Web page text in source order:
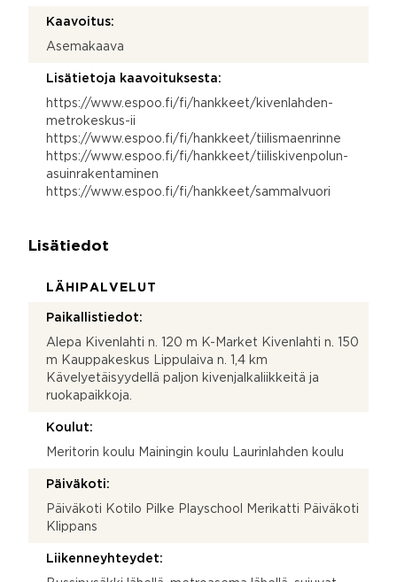
Kaavoitus:
Asemakaava
Lisätietoja kaavoituksesta:
https://www.espoo.fi/fi/hankkeet/kivenlahden-
metrokeskus-ii
https://www.espoo.fi/fi/hankkeet/tiilismaenrinne
https://www.espoo.fi/fi/hankkeet/tiiliskivenpolun-
asuinrakentaminen
https://www.espoo.fi/fi/hankkeet/sammalvuori
Lisätiedot
LÄHIPALVELUT
Paikallistiedot:
Alepa Kivenlahti n. 120 m K-Market Kivenlahti n. 150
m Kauppakeskus Lippulaiva n. 1,4 km
Kävelyetäisyydellä paljon kivenjalkaliikkeitä ja
ruokapaikkoja.
Koulut:
Meritorin koulu Mainingin koulu Laurinlahden koulu
Päiväkoti:
Päiväkoti Kotilo Pilke Playschool Merikatti Päiväkoti
Klippans
Liikenneyhteydet: